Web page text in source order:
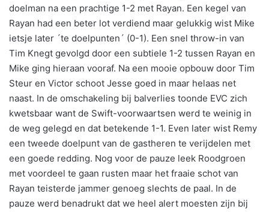
doelman na een prachtige 1-2 met Rayan. Een kegel van
Rayan had een beter lot verdiend maar gelukkig wist Mike
ietsje later ´te doelpunten´ (0-1). Een snel throw-in van
Tim Knegt gevolgd door een subtiele 1-2 tussen Rayan en
Mike ging hieraan vooraf. Na een mooie opbouw door Tim
Steur en Victor schoot Jesse goed in maar helaas net
naast. In de omschakeling bij balverlies toonde EVC zich
kwetsbaar want de Swift-voorwaartsen werd te weinig in
de weg gelegd en dat betekende 1-1. Even later wist Remy
een tweede doelpunt van de gastheren te verijdelen met
een goede redding. Nog voor de pauze leek Roodgroen
met voordeel te gaan rusten maar het fraaie schot van
Rayan teisterde jammer genoeg slechts de paal. In de
pauze werd benadrukt dat we heel alert moesten zijn bij